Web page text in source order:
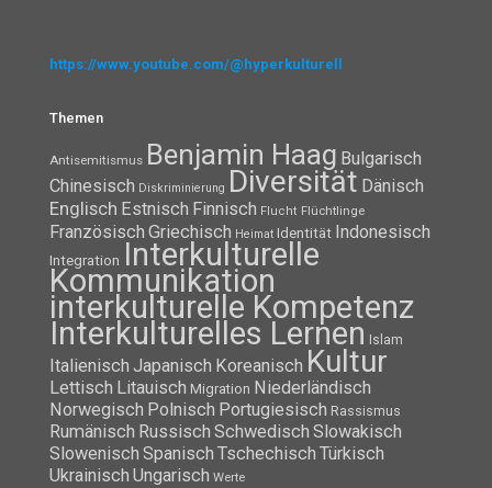
https://www.youtube.com/@hyperkulturell
Themen
Antisemitismus Benjamin Haag Bulgarisch
Chinesisch Diskriminierung Diversität Dänisch
Englisch Estnisch Finnisch Flucht Flüchtlinge
Französisch Griechisch Heimat Identität Indonesisch
Integration Interkulturelle
Kommunikation
interkulturelle Kompetenz
Interkulturelles Lernen Islam
Italienisch Japanisch Koreanisch Kultur
Lettisch Litauisch Migration Niederländisch
Norwegisch Polnisch Portugiesisch Rassismus
Rumänisch Russisch Schwedisch Slowakisch
Slowenisch Spanisch Tschechisch Türkisch
Ukrainisch Ungarisch Werte